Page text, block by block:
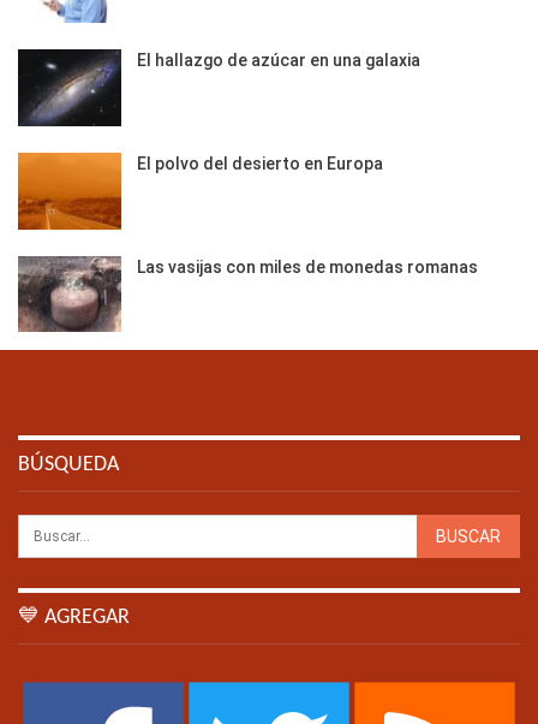
El hallazgo de azúcar en una galaxia
El polvo del desierto en Europa
Las vasijas con miles de monedas romanas
BÚSQUEDA
💙 AGREGAR